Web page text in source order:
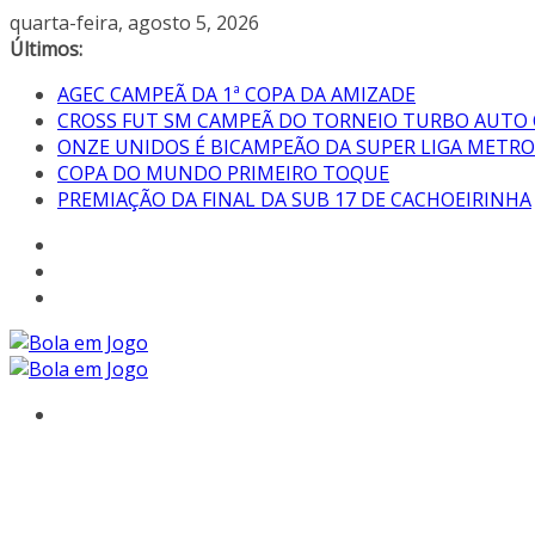
quarta-feira, agosto 5, 2026
Últimos:
AGEC CAMPEÃ DA 1ª COPA DA AMIZADE
CROSS FUT SM CAMPEÃ DO TORNEIO TURBO AUTO
ONZE UNIDOS É BICAMPEÃO DA SUPER LIGA
COPA DO MUNDO PRIMEIRO TOQUE
PREMIAÇÃO DA FINAL DA SUB 17 DE CACHOEIRINHA